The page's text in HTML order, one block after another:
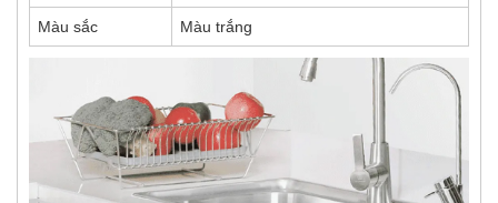
Màu sắc Màu trắng